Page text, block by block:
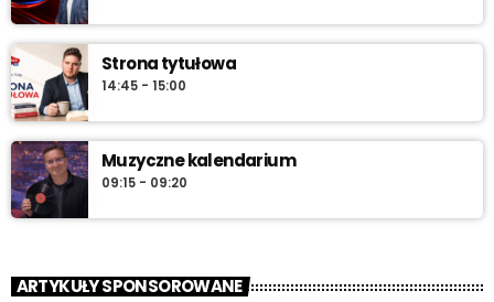
Strona tytułowa
14:45 - 15:00
Muzyczne kalendarium
09:15 - 09:20
ARTYKUŁY SPONSOROWANE